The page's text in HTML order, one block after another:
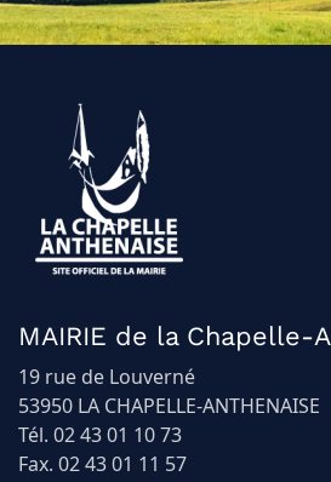
MAIRIE de la Chapelle-
19 rue de Louverné
53950 LA CHAPELLE-ANTHENAISE
Tél. 02 43 01 10 73
Fax. 02 43 01 11 57